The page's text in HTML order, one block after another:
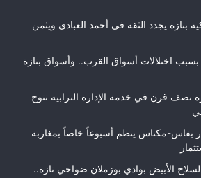
بتازة يجدد الثقة في أحمد العبادي ويثمن
بسبب اختلالات أسواق القرب.. وأسواق بتازة
نصف قرن في خدمة الإدارة الترابية تتوج
بفاس-مكناس ينظم أسبوعاً خاصاً بمغاربة
الأبيض بوادي بوزملان ضواحي تازة..